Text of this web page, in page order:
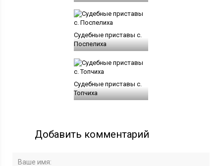
Судебные приставы с.
Поспелиха
Судебные приставы с.
Топчиха
Добавить комментарий